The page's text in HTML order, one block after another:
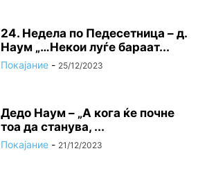
24. Недела по Педесетница – д.
Наум „…Некои луѓе бараат...
Покајание - 25/12/2023
Дедо Наум – „А кога ќе почне
тоа да станува, ...
Покајание - 21/12/2023